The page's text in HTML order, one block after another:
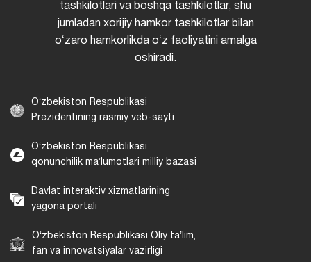
tashkilotlari va boshqa tashkilotlar, shu
jumladan xorijiy hamkor tashkilotlar bilan
oʻzaro hamkorlikda oʻz faoliyatini amalga
oshiradi.
Oʻzbekiston Respublikasi
Prezidentining rasmiy veb-sayti
Oʻzbekiston Respublikasi
qonunchilik maʼlumotlari milliy bazasi
Davlat interaktiv xizmatlarining
yagona portali
Oʻzbekiston Respublikasi Oliy taʼlim,
fan va innovatsiyalar vazirligi